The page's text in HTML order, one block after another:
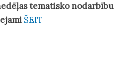
tematisko nodarbību
ŠEIT